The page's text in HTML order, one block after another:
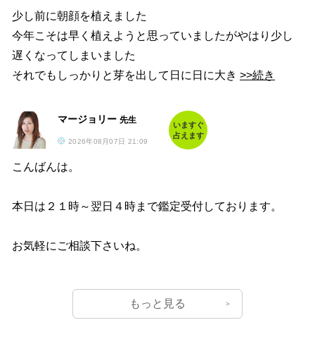
少し前に朝顔を植えました
今年こそは早く植えようと思っていましたがやはり少し
遅くなってしまいました
それでもしっかりと芽を出して日に日に大き >>続き
マージョリー 先生
2026年08月07日 21:09
いますぐ
占えます
こんばんは。
本日は２１時～翌日４時まで鑑定受付しております。
お気軽にご相談下さいね。
もっと見る